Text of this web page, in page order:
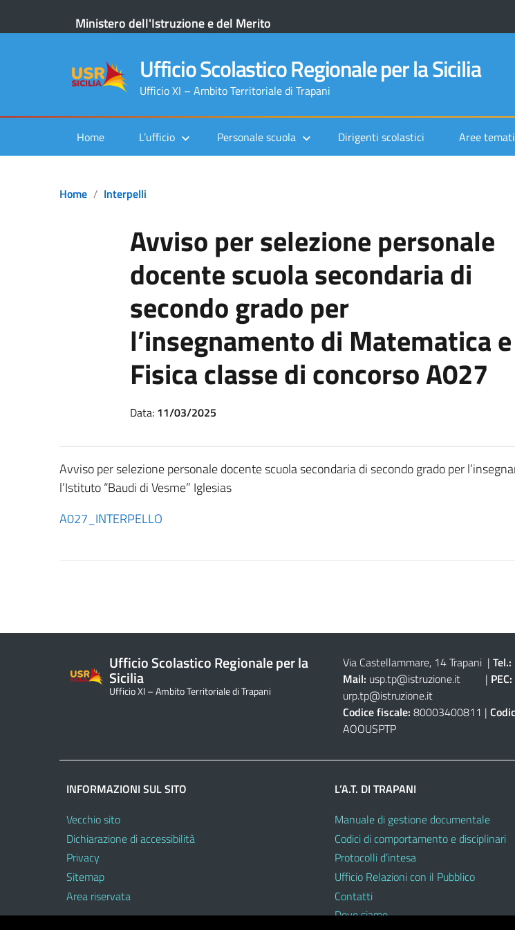
Ministero dell'Istruzione e del Merito
Ufficio Scolastico Regionale per la Sicilia
Ufficio XI – Ambito Territoriale di Trapani
Home L’ufficio Personale scuola Dirigenti scolastici Aree
Home Interpelli
Avviso per selezione personale
docente scuola secondaria di
secondo grado per
l’insegnamento di Matematica e
Fisica classe di concorso A027
Data: 11/03/2025
Avviso per selezione personale docente scuola secondaria di secondo grado per
l’Istituto “Baudi di Vesme” Iglesias
A027_INTERPELLO
Ufficio Scolastico Regionale per la
Sicilia
Ufficio XI – Ambito Territoriale di Trapani
Via Castellammare, 14 Trapani | Tel.:
Mail: usp.tp@istruzione.it| PEC:
urp.tp@istruzione.it
Codice fiscale: 80003400811 |
AOOUSPTP
INFORMAZIONI SUL SITO
Vecchio sito
Dichiarazione di accessibilità
Privacy
Sitemap
Area riservata
L’A.T. DI TRAPANI
Manuale di gestione documentale
Codici di comportamento e disciplinari
Protocolli d’intesa
Ufficio Relazioni con il Pubblico
Contatti
Dove siamo